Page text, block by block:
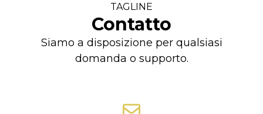
TAGLINE
Contatto
Siamo a disposizione per qualsiasi
domanda o supporto.